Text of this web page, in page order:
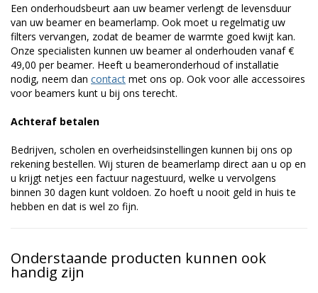
Een onderhoudsbeurt aan uw beamer verlengt de levensduur
van uw beamer en beamerlamp. Ook moet u regelmatig uw
filters vervangen, zodat de beamer de warmte goed kwijt kan.
Onze specialisten kunnen uw beamer al onderhouden vanaf €
49,00 per beamer. Heeft u beameronderhoud of installatie
nodig, neem dan contact met ons op. Ook voor alle accessoires
voor beamers kunt u bij ons terecht.
Achteraf betalen
Bedrijven, scholen en overheidsinstellingen kunnen bij ons op
rekening bestellen. Wij sturen de beamerlamp direct aan u op en
u krijgt netjes een factuur nagestuurd, welke u vervolgens
binnen 30 dagen kunt voldoen. Zo hoeft u nooit geld in huis te
hebben en dat is wel zo fijn.
Onderstaande producten kunnen ook
handig zijn